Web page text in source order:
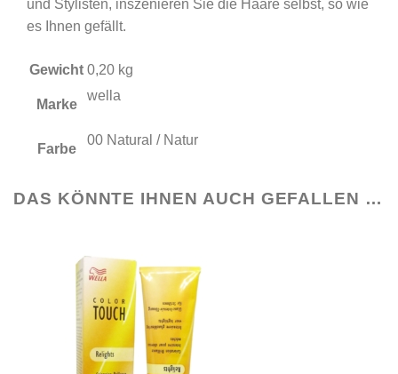
und Stylisten, inszenieren Sie die Haare selbst, so wie
es Ihnen gefällt.
Gewicht 0,20 kg
Marke
wella
Farbe
00 Natural / Natur
DAS KÖNNTE IHNEN AUCH GEFALLEN …